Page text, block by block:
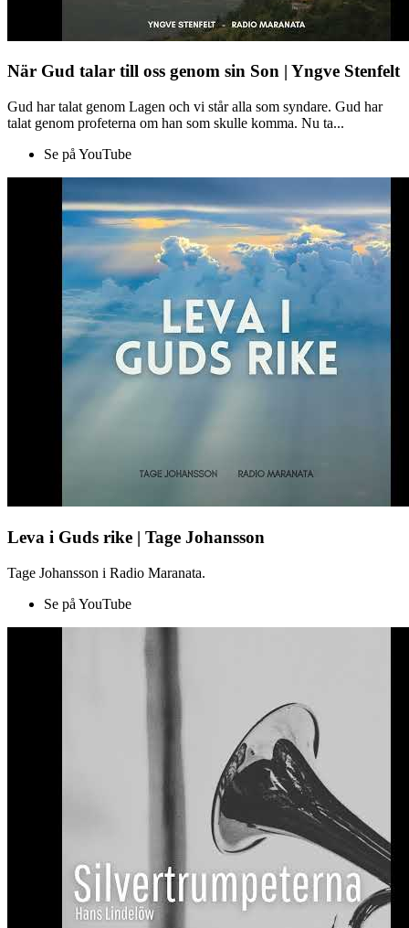
När Gud talar till oss genom sin Son | Yngve Stenfelt
Gud har talat genom Lagen och vi står alla som syndare. Gud har
talat genom profeterna om han som skulle komma. Nu ta...
Se på YouTube
Leva i Guds rike | Tage Johansson
Tage Johansson i Radio Maranata.
Se på YouTube